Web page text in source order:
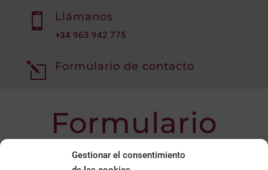
Gestionar el consentimiento
 Llámanos
+34 963 942 775
l Formulario de contacto
Formulario
de contacto